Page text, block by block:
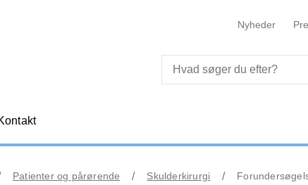
Nyheder
Patienter og pårørende Skulderkirurgi